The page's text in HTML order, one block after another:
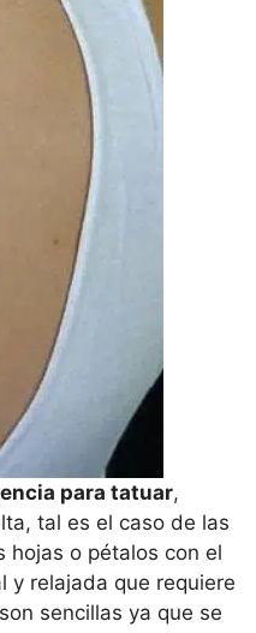
para tatuar,
tal es el caso de las
hojas o pétalos con el
y relajada que requiere
sencillas ya que se